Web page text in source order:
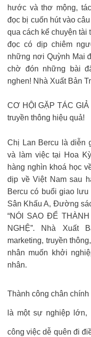
hước và thơ mộng,
đọc bị cuốn hút vào
qua cách kể chuyện
đọc có dịp chiêm
những nơi Quỳnh Mai
chờ đón những bài
nghen! Nhà Xuất Bản
CƠ HỘI GẶP TÁC
truyền thông hiệu quả!
Chị Lan Bercu là diễn
và làm việc tại Hoa
hàng nghìn khoá học
dịp về Việt Nam sau
Bercu có buổi giao
Sân Khấu A, Đường
“NÓI SAO ĐỂ
NGHỆ”. Nhà Xuất
marketing, truyền
nhân muốn khởi
nhân.
Thành công chân
là một sự nghiệp
công việc dễ quên đi